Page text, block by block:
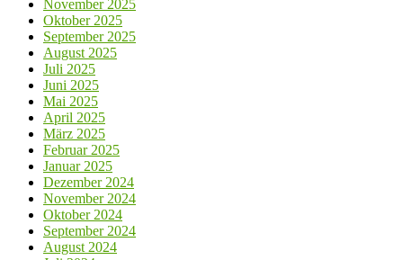
November 2025
Oktober 2025
September 2025
August 2025
Juli 2025
Juni 2025
Mai 2025
April 2025
März 2025
Februar 2025
Januar 2025
Dezember 2024
November 2024
Oktober 2024
September 2024
August 2024